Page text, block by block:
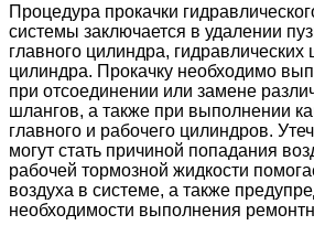
Процедура прокачки
системы заключается в удалении
главного цилиндра,
цилиндра. Прокачку необходимо
при отсоединении или замене
шлангов, а также при выполнении
главного и рабочего цилиндров.
могут стать причиной попадания
рабочей тормозной жидкости
воздуха в системе, а также
необходимости выполнения